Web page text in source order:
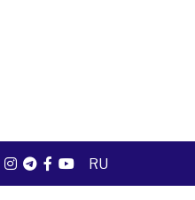
RU